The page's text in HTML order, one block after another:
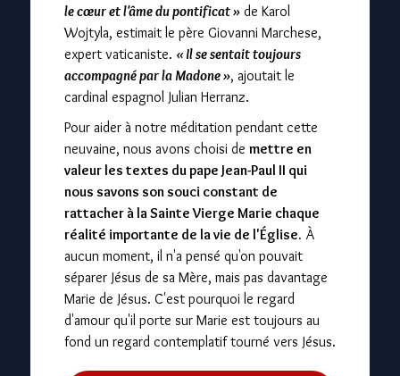
le cœur et l'âme du pontificat »de Karol
Wojtyla, estimait le père Giovanni Marchese,
expert vaticaniste. « Il se sentait toujours
accompagné par la Madone », ajoutait le
cardinal espagnol Julian Herranz.
Pour aider à notre méditation pendant cette
neuvaine, nous avons choisi de mettre en
valeur les textes du pape Jean-Paul II qui
nous savons son souci constant de
rattacher à la Sainte Vierge Marie chaque
réalité importante de la vie de l'Église. À
aucun moment, il n'a pensé qu'on pouvait
séparer Jésus de sa Mère, mais pas davantage
Marie de Jésus. C'est pourquoi le regard
d'amour qu'il porte sur Marie est toujours au
fond un regard contemplatif tourné vers Jésus.